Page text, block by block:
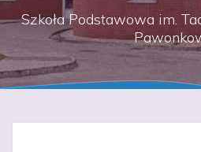
Szkoła Podstawowa im.